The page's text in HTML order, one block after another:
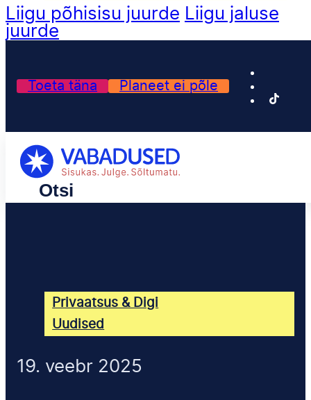
Liigu põhisisu juurde Liigu jaluse
juurde
Toeta täna Planeet ei põle
Privaatsus & Digi
Uudised
19. veebr 2025